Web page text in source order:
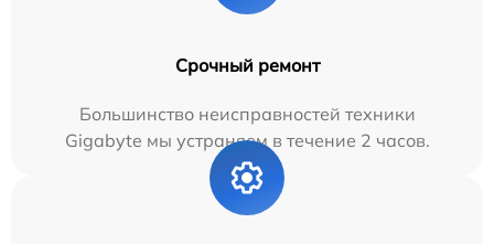
Срочный ремонт
Большинство неисправностей техники
Gigabyte мы устраняем в течение 2 часов.